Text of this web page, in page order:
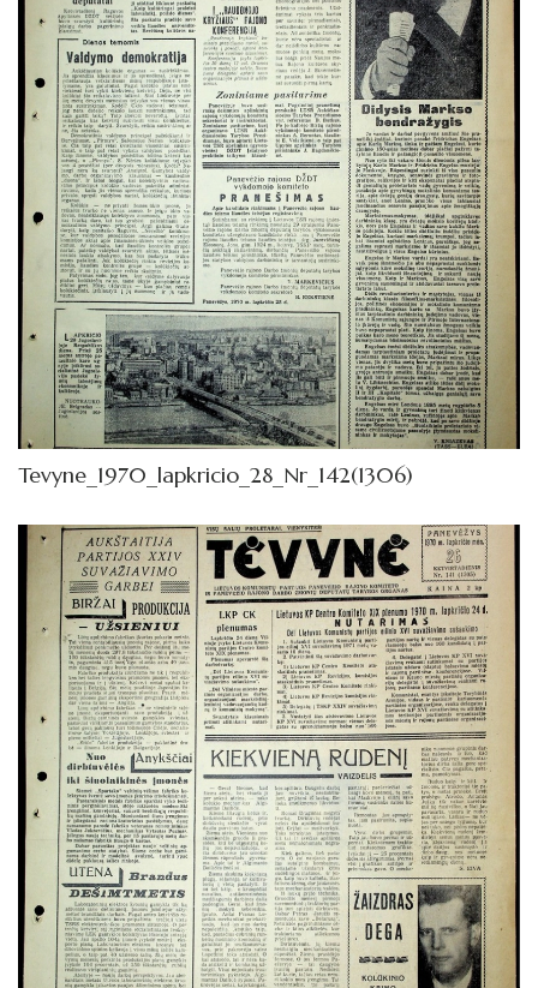
1972
1971
1970
Sausis
Vasaris
Kovas
Balandis
Gegužė
Birželis
Liepa
Rugsėjis
Spalis
Lapkritis
Gruodis
1969
1968
1967
1966
1965
Tevyne_1970_lapkricio_28_Nr_142(1306)